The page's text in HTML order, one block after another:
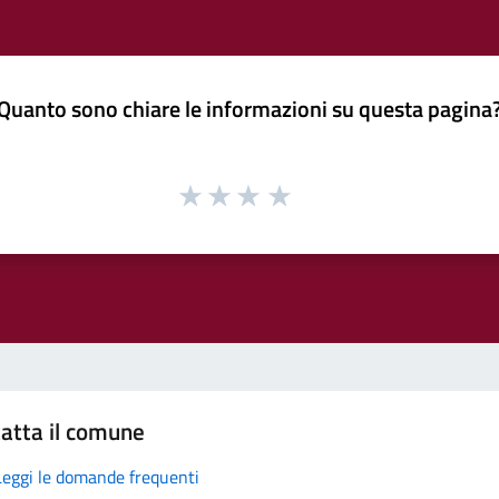
sono chiare le informazioni su questa
il comune
le domande frequenti